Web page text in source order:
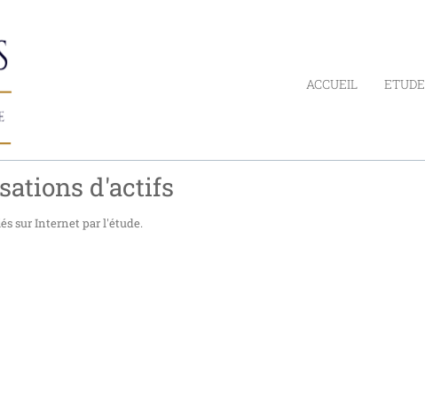
ACCUEIL ETUDE
d'actifs
sur Internet par l'étude.